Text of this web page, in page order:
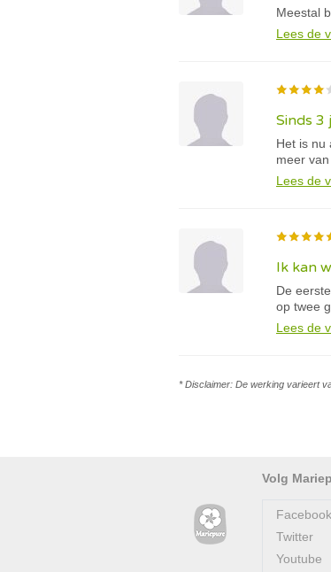
Meestal
Lees de
Sinds 3
Het is nu
meer
Lees de
Ik kan
De
op twee
Lees de
* Disclaimer: De werking varieert
Volg
Facebook
Twitter
Youtube